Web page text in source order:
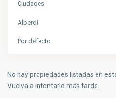
Ciudades
Alberdi
Por defecto
No hay propiedades listadas en
Vuelva a intentarlo más tarde.